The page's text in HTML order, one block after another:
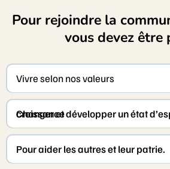
Pour rejoindre la
vous devez être
Vivre selon nos valeurs
Changer et développer un état d’esprit de croissance
Pour aider les autres et leur patrie.